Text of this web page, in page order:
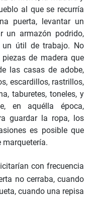
al que se recurría
puerta, levantar un
un armazón podrido,
un útil de trabajo. No
de madera que
las casas de adobe,
escardillos, rastrillos,
taburetes, toneles, y
en aquélla época,
guardar la ropa, los
es posible que
con frecuencia
no cerraba, cuando
cuando una repisa